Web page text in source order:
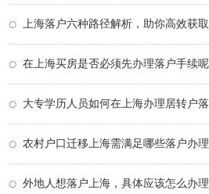
上海落户六种路径解析，助你高效获
在上海买房是否必须先办理落户手续呢
大专学历人员如何在上海办理居转户
农村户口迁移上海需满足哪些落户办
外地人想落户上海，具体应该怎么办